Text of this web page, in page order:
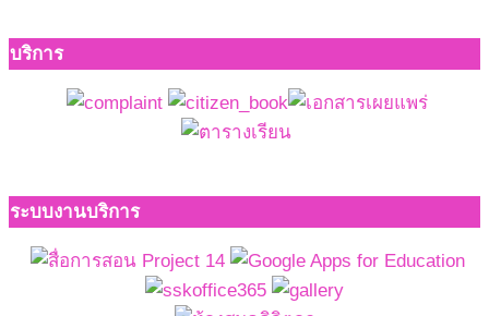
บริการ
ระบบงานบริการ